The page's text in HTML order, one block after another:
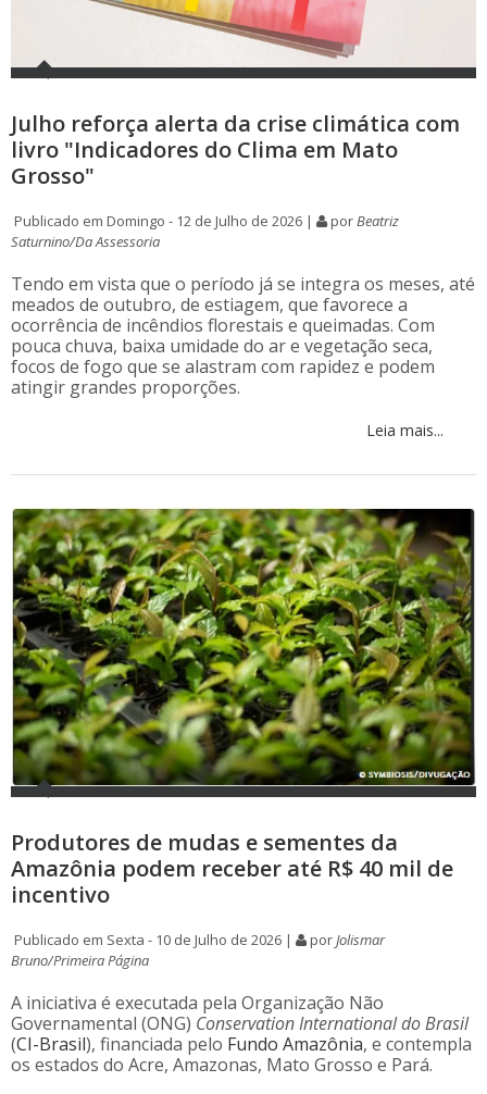
Julho reforça alerta da crise climática com
livro "Indicadores do Clima em Mato
Grosso"
Publicado em Domingo - 12 de Julho de 2026 | porBeatriz
Saturnino/Da Assessoria
Tendo em vista que o período já se integra os meses, até
meados de outubro, de estiagem, que favorece a
ocorrência de incêndios florestais e queimadas. Com
pouca chuva, baixa umidade do ar e vegetação seca,
focos de fogo que se alastram com rapidez e podem
atingir grandes proporções.
Leia mais...
Produtores de mudas e sementes da
Amazônia podem receber até R$ 40 mil de
incentivo
Publicado em Sexta - 10 de Julho de 2026 | porJolismar
Bruno/Primeira Página
A iniciativa é executada pela Organização Não
Governamental (ONG) Conservation International do Brasil
(CI-Brasil), financiada pelo Fundo Amazônia, e contempla
os estados do Acre, Amazonas, Mato Grosso e Pará.